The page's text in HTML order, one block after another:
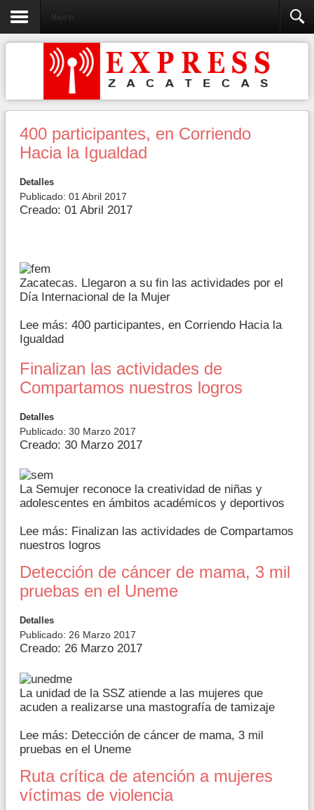
Mujeres
400 participantes, en Corriendo
Hacia la Igualdad
Detalles
Publicado: 01 Abril 2017
Creado: 01 Abril 2017
Zacatecas. Llegaron a su fin las actividades por el
Día Internacional de la Mujer
Lee más: 400 participantes, en Corriendo Hacia la
Igualdad
Finalizan las actividades de
Compartamos nuestros logros
Detalles
Publicado: 30 Marzo 2017
Creado: 30 Marzo 2017
La Semujer reconoce la creatividad de niñas y
adolescentes en ámbitos académicos y deportivos
Lee más: Finalizan las actividades de Compartamos
nuestros logros
Detección de cáncer de mama, 3 mil
pruebas en el Uneme
Detalles
Publicado: 26 Marzo 2017
Creado: 26 Marzo 2017
La unidad de la SSZ atiende a las mujeres que
acuden a realizarse una mastografía de tamizaje
Lee más: Detección de cáncer de mama, 3 mil
pruebas en el Uneme
Ruta crítica de atención a mujeres
víctimas de violencia